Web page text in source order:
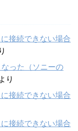
接続できない場合
った（ソニーの
り
接続できない場合
接続できない場合